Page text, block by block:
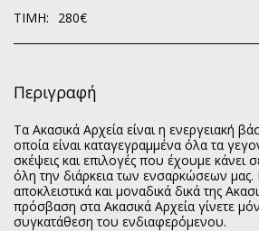
ΤΙΜΉ: 280€
Περιγραφή
Τα Ακασικά Αρχεία είναι η ενεργειακή
οποία είναι καταγεγραμμένα όλα τα
σκέψεις και επιλογές που έχουμε κάνει
όλη την διάρκεια των ενσαρκώσεων μας.
αποκλειστικά και μοναδικά δικά της
πρόσβαση στα Ακασικά Αρχεία γίνετε
συγκατάθεση του ενδιαφερόμενου.